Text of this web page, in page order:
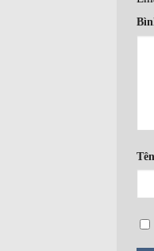
Tên